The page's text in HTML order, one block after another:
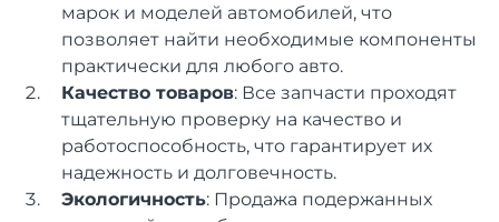
марок и моделей автомобилей, что
позволяет найти необходимые компоненты
практически для любого авто.
Качество товаров: Все запчасти проходят
тщательную проверку на качество и
работоспособность, что гарантирует их
надежность и долговечность.
Экологичность: Продажа подержанных